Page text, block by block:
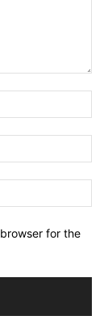
for the